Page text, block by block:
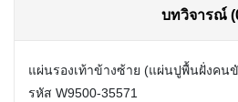
บทวิจารณ์
แผ่นรองเท้าข้างซ้าย (แผ่นปูพื้นฝั่งคนขั
รหัส W9500-35571